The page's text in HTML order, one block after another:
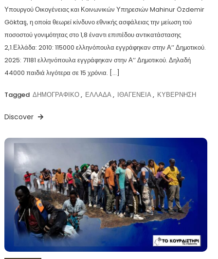
Υπουργού Οικογένειας και Κοινωνικών Υπηρεσιών Mahinur Özdemir
Göktaş, η οποία θεωρεί κίνδυνο εθνικής ασφάλειας την μείωση τού
ποσοστού γονιμότητας στο 1,8 έναντι επιπέδου αντικατάστασης
2,1.Ελλάδα: 2010: 115000 ελληνόπουλα εγγράφηκαν στην Α’’ Δημοτικού.
2025: 71181 ελληνόπουλα εγγράφηκαν στην Α’’ Δημοτικού. Δηλαδή
44000 παιδιά λιγότερα σε 15 χρόνια. […]
Tagged ΔΗΜΟΓΡΑΦΙΚΟ, ΕΛΛΑΔΑ, ΙΘΑΓΕΝΕΙΑ, ΚΥΒΕΡΝΗΣΗ
Discover